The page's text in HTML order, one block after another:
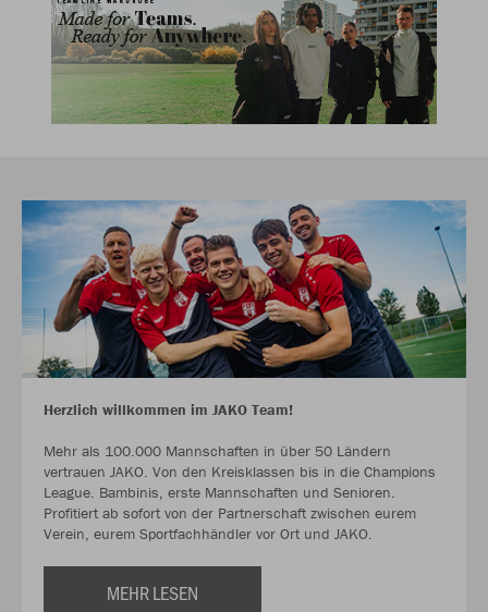
Herzlich willkommen im JAKO Team!
Mehr als 100.000 Mannschaften in über 50 Ländern
vertrauen JAKO. Von den Kreisklassen bis in die Champions
League. Bambinis, erste Mannschaften und Senioren.
Profitiert ab sofort von der Partnerschaft zwischen eurem
Verein, eurem Sportfachhändler vor Ort und JAKO.
MEHR LESEN